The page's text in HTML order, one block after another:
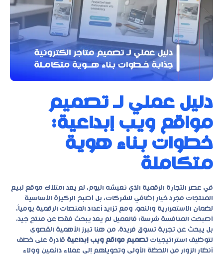
دليل عملي لـ تصميم
مواقع ويب إبداعية:
خطوات بناء هوية
متكاملة
في عصر التجارة الرقمية الذي نعيشه اليوم، لم يعد امتلاك موقع لبيع
المنتجات مجرد خيار إضافي للشركات، بل أصبح الركيزة الأساسية
لضمان الاستمرارية والنمو. ومع تزايد أعداد المنصات الرقمية يومياً،
أصبحت المنافسة شرسة؛ فالعميل لم يعد يبحث فقط عن منتج جيد،
بل يبحث عن تجربة تسوق فريدة. من هنا تبرز الأهمية القصوى
لتوظيف استراتيجيات تصميم مواقع ويب إبداعية قادرة على خطف
أنظار الزوار من اللحظة الأولى وتحويلهم إلى عملاء دائمين وولاء